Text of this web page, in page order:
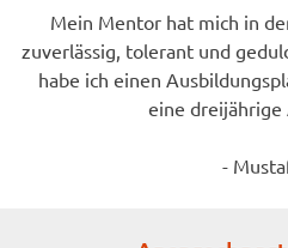
Mein Mentor hat mich in
zuverlässig, tolerant und
habe ich einen
eine dreijährige
-